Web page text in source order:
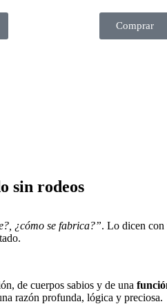
Comprar
sin rodeos
¿cómo se fabrica?”. Lo dicen con
de cuerpos sabios y de una
razón profunda, lógica y preciosa.